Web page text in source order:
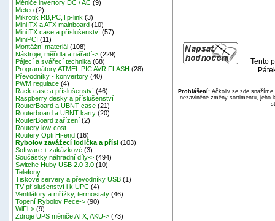
Měniče invertory DC / AC (9)
Meteo (2)
Mikrotik RB,PC,Tp-link (3)
MiniITX a ATX mainboard (10)
MiniITX case a příslušenství (57)
MiniPCI (11)
Montážní materiál (108)
Nástroje, měřidla a nářadí-> (229)
Pájecí a svářecí technika (68)
Programátory ATMEL PIC AVR FLASH (28)
Převodníky - konvertory (40)
PWM regulace (4)
Rack case a příslušenství (46)
Raspberry desky a příslušenství
RouterBoard a UBNT case (21)
Routerboard a UBNT karty (20)
RouterBoard zařízení (2)
Routery low-cost
Routery Opti Hi-end (16)
Rybolov zavážecí lodička a přísl (103)
Software + zakázkové (3)
Součástky náhradní díly-> (494)
Switche Huby USB 2.0 3.0 (10)
Telefony
Tiskové servery a převodníky USB (1)
TV příslušenství i k UPC (4)
Ventilátory a mřížky, termostaty (46)
Topení Rybolov Pece-> (90)
WiFi-> (9)
Zdroje UPS měniče ATX, AKU-> (73)
Tento
Prohlášení:Ačkoliv se zde snažíme
nezaviněné změny sortimentu, jeho